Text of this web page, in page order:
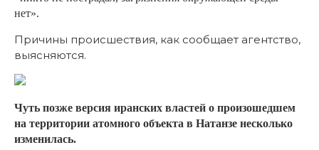
нет».
Причины происшествия, как сообщает агентство,
выясняются.
Чуть позже версия иранских властей о произошедшем
на территории атомного объекта в Натанзе несколько
изменилась.